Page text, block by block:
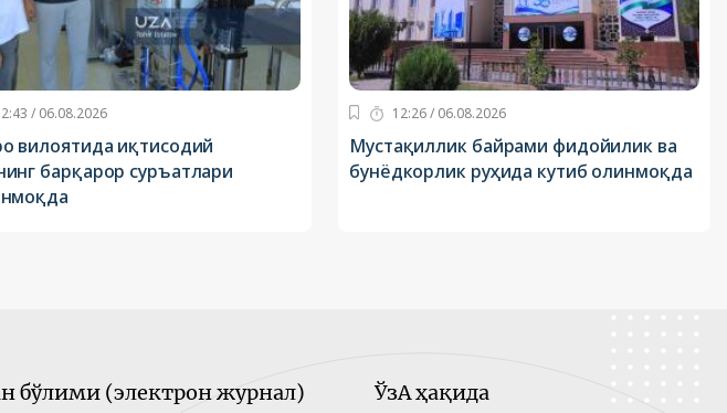
/ 06.08.2026
вилоятида иқтисодий
барқарор суръатлари
12:26 / 06.08.2026
Мустақиллик байрами фидойилик ва
бунёдкорлик руҳида кутиб олинмоқда
бўлими (электрон журнал) ЎзА ҳақида